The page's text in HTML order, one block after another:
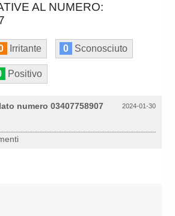
AL NUMERO:
Irritante 0 Sconosciuto
Positivo
2024-01-30
numero 03407758907